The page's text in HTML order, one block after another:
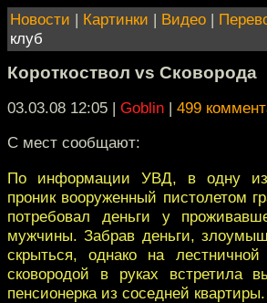
Новости | Картинки | Видео |
клуб
Короткоствол vs Сковорода
03.03.08 12:05 | Goblin | 499
С мест сообщают:
По информации УВД, в одну из
проник вооруженный пистолетом
потребовал деньги у
мужчины. Забрав деньги,
скрыться, однако на
сковородой в руках
пенсионерка из соседней квартиры.